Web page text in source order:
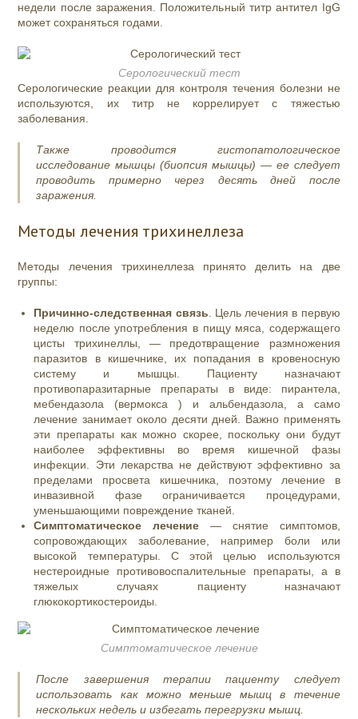
недели после заражения. Положительный титр антител IgG
может сохраняться годами.
Серологический тест
Серологические реакции для контроля течения болезни не
используются, их титр не коррелирует с тяжестью
заболевания.
Также проводится гистопатологическое
исследование мышцы (биопсия мышцы) — ее следует
проводить примерно через десять дней после
заражения.
Методы лечения трихинеллеза
Методы лечения трихинеллеза принято делить на две
группы:
Причинно-следственная связь . Цель лечения в первую
неделю после употребления в пищу мяса, содержащего
цисты трихинеллы, — предотвращение размножения
паразитов в кишечнике, их попадания в кровеносную
систему и мышцы. Пациенту назначают
противопаразитарные препараты в виде: пирантела,
мебендазола (вермокса ) и альбендазола, а само
лечение занимает около десяти дней. Важно применять
эти препараты как можно скорее, поскольку они будут
наиболее эффективны во время кишечной фазы
инфекции. Эти лекарства не действуют эффективно за
пределами просвета кишечника, поэтому лечение в
инвазивной фазе ограничивается процедурами,
уменьшающими повреждение тканей.
Симптоматическое лечение — снятие симптомов,
сопровождающих заболевание, например боли или
высокой температуры. С этой целью используются
нестероидные противовоспалительные препараты, а в
тяжелых случаях пациенту назначают
глюкокортикостероиды.
Симптоматическое лечение
После завершения терапии пациенту следует
использовать как можно меньше мышц в течение
нескольких недель и избегать перегрузки мышц.